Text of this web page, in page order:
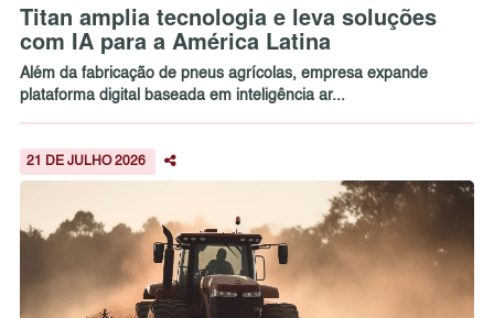
Titan amplia tecnologia e leva soluções
com IA para a América Latina
Além da fabricação de pneus agrícolas, empresa expande
plataforma digital baseada em inteligência ar...
21 DE JULHO 2026